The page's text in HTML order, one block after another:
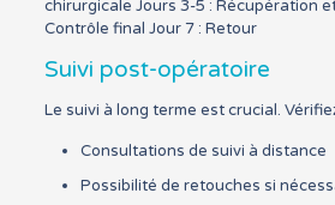
chirurgicale Jours 3-5 : Récupération
Contrôle final Jour 7 : Retour
Suivi post-opératoire
Le suivi à long terme est crucial.
Consultations de suivi à distance
Possibilité de retouches si